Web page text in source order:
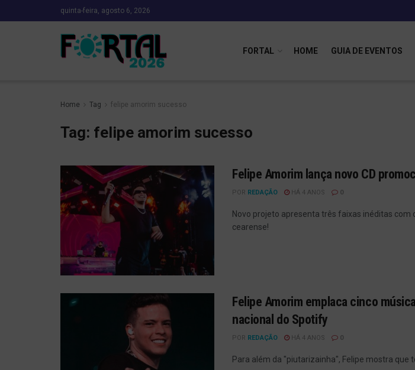
quinta-feira, agosto 6, 2026
FORTAL HOME GUIA DE EVENTOS
Home Tag felipe amorim sucesso
Tag: felipe amorim sucesso
Felipe Amorim lança novo CD
POR REDAÇÃO HÁ 4 ANOS 0
Novo projeto apresenta três faixas inéditas com
cearense!
Felipe Amorim emplaca cinco
nacional do Spotify
POR REDAÇÃO HÁ 4 ANOS 0
Para além da "piutarizainha", Felipe mostra que